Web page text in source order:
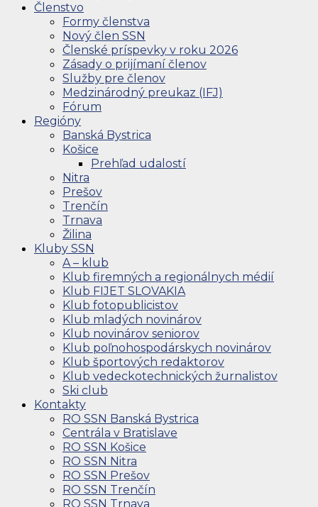
Členstvo
Formy členstva
Nový člen SSN
Členské príspevky v roku 2026
Zásady o prijímaní členov
Služby pre členov
Medzinárodný preukaz (IFJ)
Fórum
Regióny
Banská Bystrica
Košice
Prehľad udalostí
Nitra
Prešov
Trenčín
Trnava
Žilina
Kluby SSN
A – klub
Klub firemných a regionálnych médií
Klub FIJET SLOVAKIA
Klub fotopublicistov
Klub mladých novinárov
Klub novinárov seniorov
Klub poľnohospodárskych novinárov
Klub športových redaktorov
Klub vedeckotechnických žurnalistov
Ski club
Kontakty
RO SSN Banská Bystrica
Centrála v Bratislave
RO SSN Košice
RO SSN Nitra
RO SSN Prešov
RO SSN Trenčín
RO SSN Trnava